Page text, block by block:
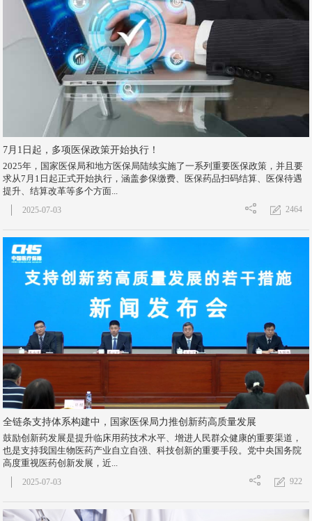
7月1日起，多项医保政策开始执行！
2025年，国家医保局和地方医保局陆续实施了一系列重要医保政策，并且要
求从7月1日起正式开始执行，涵盖参保缴费、医保药品扫码结算、医保待遇
提升、结算改革等多个方面...
2464
2025-07-03
全链条支持体系构建中，国家医保局力推创新药高质量发展
鼓励创新药发展是提升临床用药技术水平、增进人民群众健康的重要渠道，
也是支持我国生物医药产业自立自强、科技创新的重要手段。党中央国务院
高度重视医药创新发展，近...
922
2025-07-03